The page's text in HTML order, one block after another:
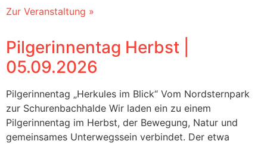
Zur Veranstaltung »
Pilgerinnentag Herbst |
05.09.2026
Pilgerinnentag „Herkules im Blick“ Vom Nordsternpark
zur Schurenbachhalde Wir laden ein zu einem
Pilgerinnentag im Herbst, der Bewegung, Natur und
gemeinsames Unterwegssein verbindet. Der etwa